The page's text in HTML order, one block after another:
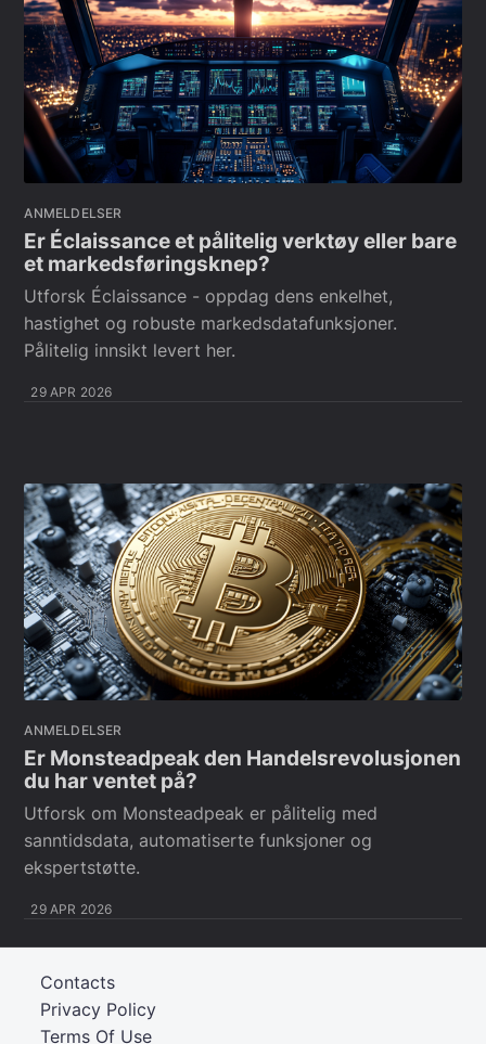
ANMELDELSER
Er Éclaissance et pålitelig verktøy eller bare
et markedsføringsknep?
Utforsk Éclaissance - oppdag dens enkelhet,
hastighet og robuste markedsdatafunksjoner.
Pålitelig innsikt levert her.
29 APR 2026
ANMELDELSER
Er Monsteadpeak den Handelsrevolusjonen
du har ventet på?
Utforsk om Monsteadpeak er pålitelig med
sanntidsdata, automatiserte funksjoner og
ekspertstøtte.
29 APR 2026
Terms Of Use
Privacy Policy
Contacts